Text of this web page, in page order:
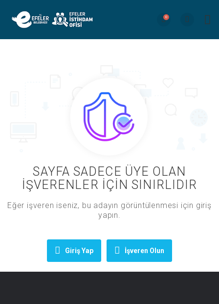
0
SAYFA SADECE ÜYE OLAN
İŞVERENLER İÇİN SINIRLIDIR
Eğer işveren iseniz, bu adayın görüntülenmesi için giriş
yapın.
Giriş Yap İşveren Olun